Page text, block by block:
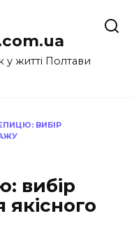
житті Полтави
ВИБІР
вибір
якісного